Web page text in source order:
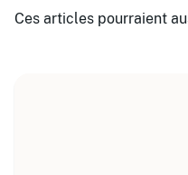
Ces articles pourraient